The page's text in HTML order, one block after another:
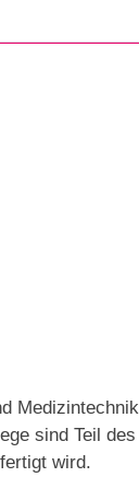
Medizintechnik
sind Teil des
wird.